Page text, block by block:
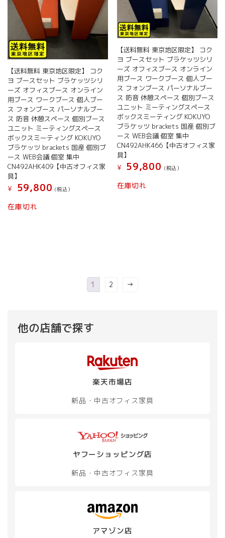
【送料無料 東京地区限定】 コク
ヨ ブースセット ブラケッツシリ
ーズ オフィスブース オンライン
用ブース ワークブース 個人ブー
ス フォンブース パーソナルブー
ス 防音 休憩スペース 個別ブース
ユニット ミーティングスペース
ボックスミーティング KOKUYO
ブラケッツ brackets 国産 個別ブ
ース WEB会議 個室 集中
CN492AHK409【中古オフィス家
具】
¥
59,800 (税込）
在庫切れ
【送料無料 東京地区限定】 コク
ヨ ブースセット ブラケッツシリ
ーズ オフィスブース オンライン
用ブース ワークブース 個人ブー
ス フォンブース パーソナルブー
ス 防音 休憩スペース 個別ブース
ユニット ミーティングスペース
ボックスミーティング KOKUYO
ブラケッツ brackets 国産 個別ブ
ース WEB会議 個室 集中
CN492AHK466【中古オフィス家
具】
¥
59,800 (税込）
在庫切れ
1 2 →
他の店舗で探す
楽天市場店
新品・中古オフィス家具
ヤフーショッピング店
新品・中古オフィス家具
アマゾン店